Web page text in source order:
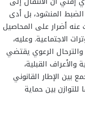
بعد 2016 لم يحقق الضبط المنشود، بل أدى
عنه أضرار على المحاصيل
الاجتماعية. وعليه،
الرعوي يقتضي
والأعراف القبلية،
بين الإطار القانوني
بين حماية